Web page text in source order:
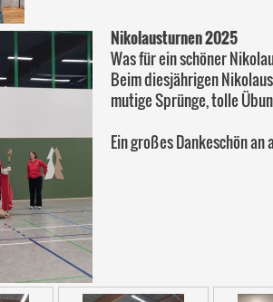
Nikolausturnen 2025
Was für ein schöner
Beim diesjährigen
mutige Sprünge, tolle
Ein großes Dankeschön